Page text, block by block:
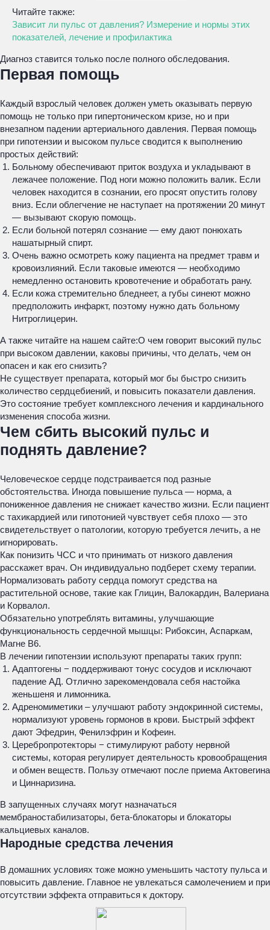
Читайте также:
Зависит ли пульс от давления? Измерение и нормы этих
показателей, лечение и профилактика
Диагноз ставится только после полного обследования.
Первая помощь
Каждый взрослый человек должен уметь оказывать первую
помощь не только при гипертоническом кризе, но и при
внезапном падении артериального давления. Первая помощь
при гипотензии и высоком пульсе сводится к выполнению
простых действий:
Больному обеспечивают приток воздуха и укладывают в
лежачее положение. Под ноги можно положить валик. Если
человек находится в сознании, его просят опустить голову
вниз. Если облегчение не наступает на протяжении 20 минут
— вызывают скорую помощь.
Если больной потерял сознание — ему дают понюхать
нашатырный спирт.
Очень важно осмотреть кожу пациента на предмет травм и
кровоизлияний. Если таковые имеются — необходимо
немедленно остановить кровотечение и обработать рану.
Если кожа стремительно бледнеет, а губы синеют можно
предположить инфаркт, поэтому нужно дать больному
Нитроглицерин.
А также читайте на нашем сайте:О чем говорит высокий пульс
при высоком давлении, каковы причины, что делать, чем он
опасен и как его снизить?
Не существует препарата, который мог бы быстро снизить
количество сердцебиений, и повысить показатели давления.
Это состояние требует комплексного лечения и кардинального
изменения способа жизни.
Чем сбить высокий пульс и
поднять давление?
Человеческое сердце подстраивается под разные
обстоятельства. Иногда повышение пульса — норма, а
пониженное давления не снижает качество жизни. Если пациент
с тахикардией или гипотонией чувствует себя плохо — это
свидетельствует о патологии, которую требуется лечить, а не
игнорировать.
Как понизить ЧСС и что принимать от низкого давления
расскажет врач. Он индивидуально подберет схему терапии.
Нормализовать работу сердца помогут средства на
растительной основе, такие как Глицин, Валокардин, Валериана
и Корвалол.
Обязательно употреблять витамины, улучшающие
функциональность сердечной мышцы: Рибоксин, Аспаркам,
Магне В6.
В лечении гипотензии используют препараты таких групп:
Адаптогены − поддерживают тонус сосудов и исключают
падение АД. Отлично зарекомендовала себя настойка
женьшеня и лимонника.
Адреномиметики – улучшают работу эндокринной системы,
нормализуют уровень гормонов в крови. Быстрый эффект
дают Эфедрин, Фенилэфрин и Кофеин.
Церебропротекторы − стимулируют работу нервной
системы, которая регулирует деятельность кровообращения
и обмен веществ. Пользу отмечают после приема Актовегина
и Циннаризина.
В запущенных случаях могут назначаться
мембраностабилизаторы, бета-блокаторы и блокаторы
кальциевых каналов.
Народные средства лечения
В домашних условиях тоже можно уменьшить частоту пульса и
повысить давление. Главное не увлекаться самолечением и при
отсутствии эффекта отправиться к доктору.